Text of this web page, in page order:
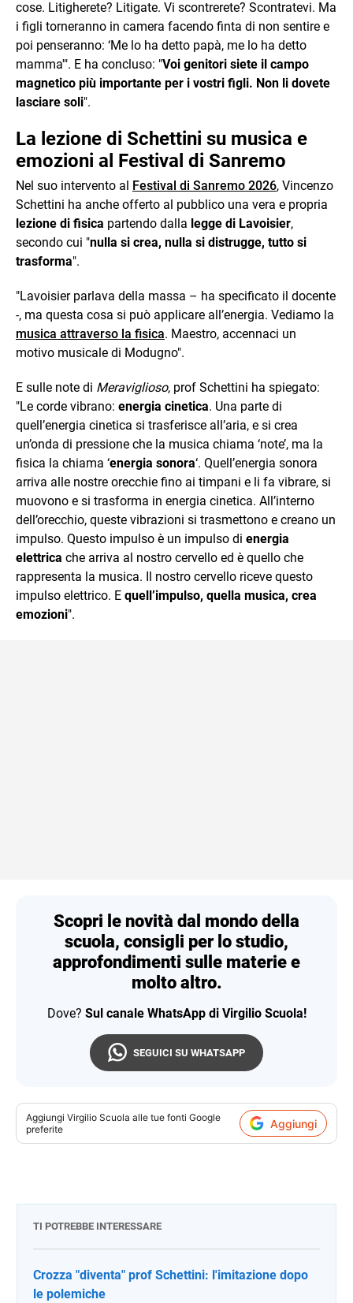
cose. Litigherete? Litigate. Vi scontrerete? Scontratevi. Ma
i figli torneranno in camera facendo finta di non sentire e
poi penseranno: ‘Me lo ha detto papà, me lo ha detto
mamma'". E ha concluso: "Voi genitori siete il campo
magnetico più importante per i vostri figli. Non li dovete
lasciare soli".
La lezione di Schettini su musica e
emozioni al Festival di Sanremo
Nel suo intervento al Festival di Sanremo 2026, Vincenzo
Schettini ha anche offerto al pubblico una vera e propria
lezione di fisica partendo dalla legge di Lavoisier,
secondo cui "nulla si crea, nulla si distrugge, tutto si
trasforma".
"Lavoisier parlava della massa – ha specificato il docente
-, ma questa cosa si può applicare all’energia. Vediamo la
musica attraverso la fisica. Maestro, accennaci un
motivo musicale di Modugno".
E sulle note di Meraviglioso, prof Schettini ha spiegato:
"Le corde vibrano: energia cinetica. Una parte di
quell’energia cinetica si trasferisce all’aria, e si crea
un’onda di pressione che la musica chiama ‘note’, ma la
fisica la chiama ‘energia sonora‘. Quell’energia sonora
arriva alle nostre orecchie fino ai timpani e li fa vibrare, si
muovono e si trasforma in energia cinetica. All’interno
dell’orecchio, queste vibrazioni si trasmettono e creano un
impulso. Questo impulso è un impulso di energia
elettrica che arriva al nostro cervello ed è quello che
rappresenta la musica. Il nostro cervello riceve questo
impulso elettrico. E quell’impulso, quella musica, crea
emozioni".
Scopri le novità dal mondo della
scuola, consigli per lo studio,
approfondimenti sulle materie e
molto altro.
Dove? Sul canale WhatsApp di Virgilio Scuola!
SEGUICI SU WHATSAPP
Aggiungi Virgilio Scuola alle tue fonti Google
preferite
Aggiungi
TI POTREBBE INTERESSARE
Crozza "diventa" prof Schettini: l'imitazione dopo
le polemiche